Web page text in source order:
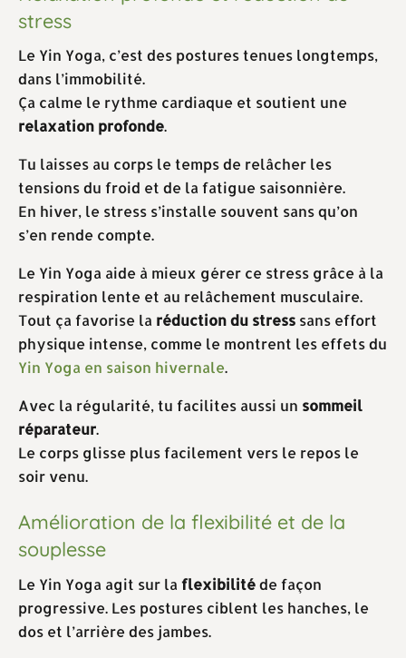
stress
Le Yin Yoga, c’est des postures tenues longtemps,
dans l’immobilité.
Ça calme le rythme cardiaque et soutient une
relaxation profonde.
Tu laisses au corps le temps de relâcher les
tensions du froid et de la fatigue saisonnière.
En hiver, le stress s’installe souvent sans qu’on
s’en rende compte.
Le Yin Yoga aide à mieux gérer ce stress grâce à la
respiration lente et au relâchement musculaire.
Tout ça favorise la réduction du stress sans effort
physique intense, comme le montrent les effets du
Yin Yoga en saison hivernale.
Avec la régularité, tu facilites aussi un sommeil
réparateur.
Le corps glisse plus facilement vers le repos le
soir venu.
Amélioration de la flexibilité et de la
souplesse
Le Yin Yoga agit sur la flexibilitéde façon
progressive. Les postures ciblent les hanches, le
dos et l’arrière des jambes.